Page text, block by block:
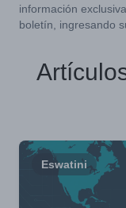
información
boletín, ingresando
Eswatini